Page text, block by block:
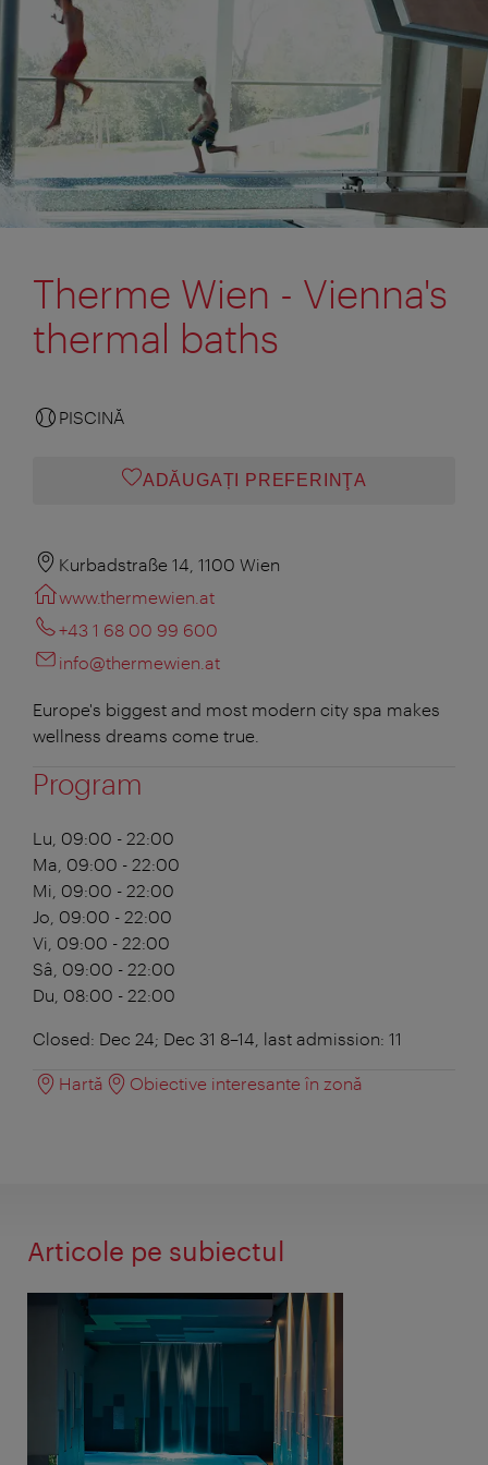
Therme Wien - Vienna's
thermal baths
PISCINĂ
ADĂUGAȚI PREFERINŢA
Kurbadstraße 14, 1100 Wien
www.thermewien.at
+43 1 68 00 99 600
info@thermewien.at
Europe's biggest and most modern city spa makes
wellness dreams come true.
Program
Lu, 09:00 - 22:00
Ma, 09:00 - 22:00
Mi, 09:00 - 22:00
Jo, 09:00 - 22:00
Vi, 09:00 - 22:00
Sâ, 09:00 - 22:00
Du, 08:00 - 22:00
Closed: Dec 24; Dec 31 8–14, last admission: 11
Hartă Obiective interesante în zonă
Articole pe subiectul